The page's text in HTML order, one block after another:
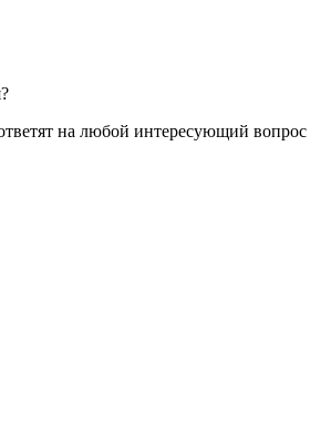
на любой интересующий вопрос